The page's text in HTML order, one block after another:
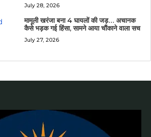
July 28, 2026
मामूली खरंजा बना 4 घायलों की जड़… अचानक
कैसे भड़क गई हिंसा, सामने आया चौंकाने वाला सच
July 27, 2026